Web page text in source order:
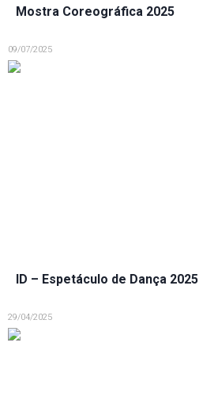
Mostra Coreográfica 2025
09/07/2025
ID – Espetáculo de Dança 2025
29/04/2025